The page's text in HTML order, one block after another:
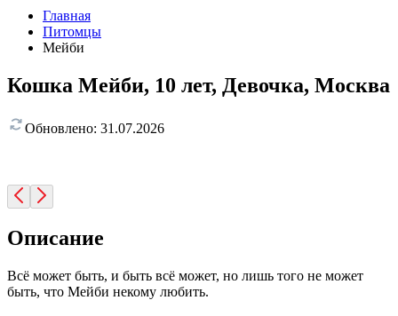
Главная
Питомцы
Мейби
Кошка Мейби, 10 лет, Девочка, Москва
Обновлено: 31.07.2026
Описание
Всё может быть, и быть всё может, но лишь того не может
быть, что Мейби некому любить.